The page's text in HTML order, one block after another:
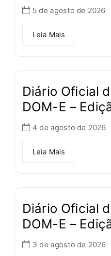
5 de agosto de 2026
Leia Mais
Diário Oficial
DOM-E –
4 de agosto de 2026
Leia Mais
Diário Oficial
DOM-E –
3 de agosto de 2026